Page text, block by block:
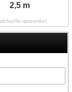
2,5 m
upozornění)